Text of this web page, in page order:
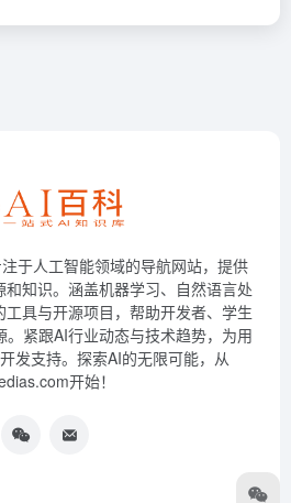
于人工智能领域的导航网站，提供
知识。涵盖机器学习、自然语言处
具与开源项目，帮助开发者、学生
紧跟AI行业动态与技术趋势，为用
发支持。探索AI的无限可能，从
开始！